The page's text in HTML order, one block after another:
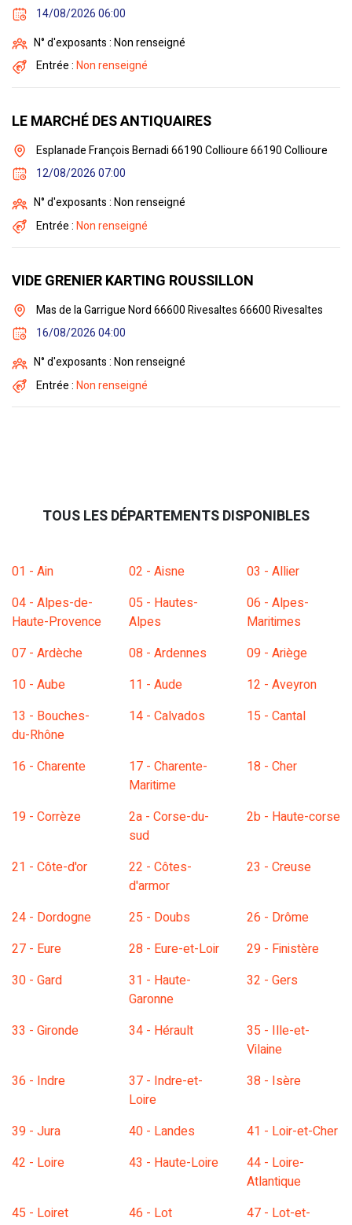
14/08/2026 06:00
N° d'exposants : Non renseigné
Entrée :Non renseigné
LE MARCHÉ DES ANTIQUAIRES
Esplanade François Bernadi 66190 Collioure 66190 Collioure
12/08/2026 07:00
N° d'exposants : Non renseigné
Entrée :Non renseigné
VIDE GRENIER KARTING ROUSSILLON
Mas de la Garrigue Nord 66600 Rivesaltes 66600 Rivesaltes
16/08/2026 04:00
N° d'exposants : Non renseigné
Entrée :Non renseigné
TOUS LES DÉPARTEMENTS DISPONIBLES
01 - Ain 02 - Aisne
03 - Allier
04 - Alpes-de-
Haute-Provence
05 - Hautes-
Alpes
06 - Alpes-
Maritimes
07 - Ardèche
08 - Ardennes
09 - Ariège
10 - Aube
11 - Aude
12 - Aveyron
13 - Bouches-
du-Rhône
14 - Calvados 15 - Cantal
16 - Charente
17 - Charente-
Maritime
18 - Cher
19 - Corrèze
2a - Corse-du-
sud
2b - Haute-corse
21 - Côte-d'or
22 - Côtes-
d'armor
23 - Creuse
24 - Dordogne 25 - Doubs
26 - Drôme
27 - Eure
28 - Eure-et-Loir
29 - Finistère
30 - Gard
31 - Haute-
Garonne
32 - Gers
33 - Gironde 34 - Hérault
35 - Ille-et-
Vilaine
36 - Indre
37 - Indre-et-
Loire
38 - Isère
39 - Jura 40 - Landes
41 - Loir-et-Cher
42 - Loire
43 - Haute-Loire
44 - Loire-
Atlantique
45 - Loiret
46 - Lot
47 - Lot-et-